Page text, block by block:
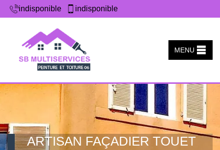
indisponible indisponible
MENU
ARTISAN FAÇADIER TOUET